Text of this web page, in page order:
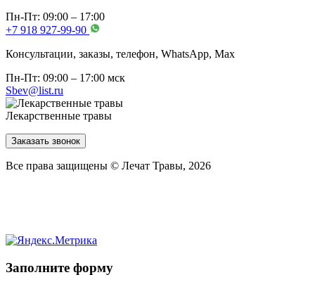
Пн-Пт: 09:00 – 17:00
+7 918 927-99-90
Консультации, заказы, телефон, WhatsApp, Мах
Пн-Пт: 09:00 – 17:00 мск
Sbev@list.ru
Лекарственные травы
Заказать звонок
Все права защищены © Лечат Травы, 2026
Заполните форму